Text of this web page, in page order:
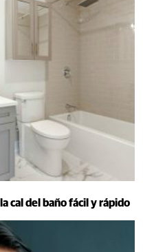
cal del baño fácil y rápido